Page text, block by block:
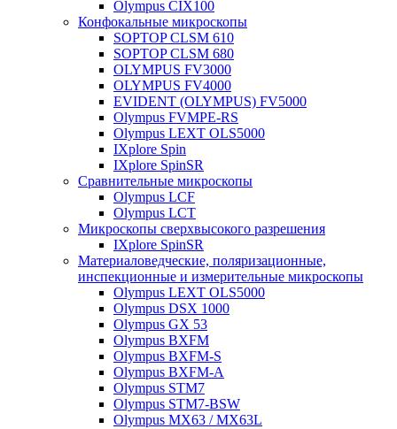
Olympus CIX100
Конфокальные микроскопы
SOPTOP CLSM 610
SOPTOP CLSM 680
OLYMPUS FV3000
OLYMPUS FV4000
EVIDENT (OLYMPUS) FV5000
Olympus FVMPE-RS
Olympus LEXT OLS5000
IXplore Spin
IXplore SpinSR
Сравнительные микроскопы
Olympus LCF
Olympus LCT
Микроскопы сверхвысокого разрешения
IXplore SpinSR
Материаловедческие, поляризационные,
инспекционные и измерительные микроскопы
Olympus LEXT OLS5000
Olympus DSX 1000
Olympus GX 53
Olympus BXFM
Olympus BXFM-S
Olympus BXFM-A
Olympus STM7
Olympus STM7-BSW
Olympus MX63 / MX63L